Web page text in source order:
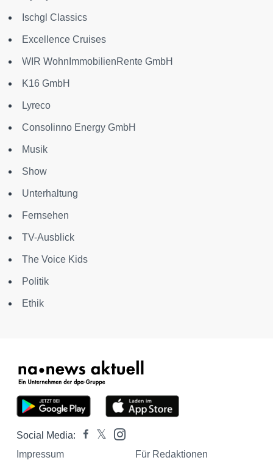
Ischgl Classics
Excellence Cruises
WIR WohnImmobilienRente GmbH
K16 GmbH
Lyreco
Consolinno Energy GmbH
Musik
Show
Unterhaltung
Fernsehen
TV-Ausblick
The Voice Kids
Politik
Ethik
Social Media:
Impressum
Für Redaktionen